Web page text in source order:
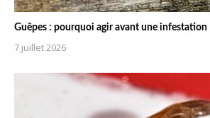
Guêpes : pourquoi agir avant une infestation
7 juillet 2026